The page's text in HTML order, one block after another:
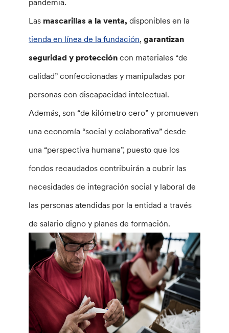
pandemia.
Las mascarillas a la venta, disponibles en la
tienda en línea de la fundación,garantizan
seguridad y protección con materiales “de
calidad” confeccionadas y manipuladas por
personas con discapacidad intelectual.
Además, son “de kilómetro cero” y promueven
una economía “social y colaborativa” desde
una “perspectiva humana”, puesto que los
fondos recaudados contribuirán a cubrir las
necesidades de integración social y laboral de
las personas atendidas por la entidad a través
de salario digno y planes de formación.